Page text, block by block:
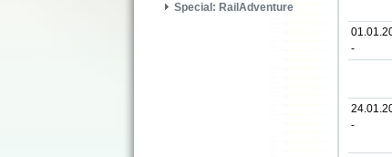
Special: RailAdventure
-
-